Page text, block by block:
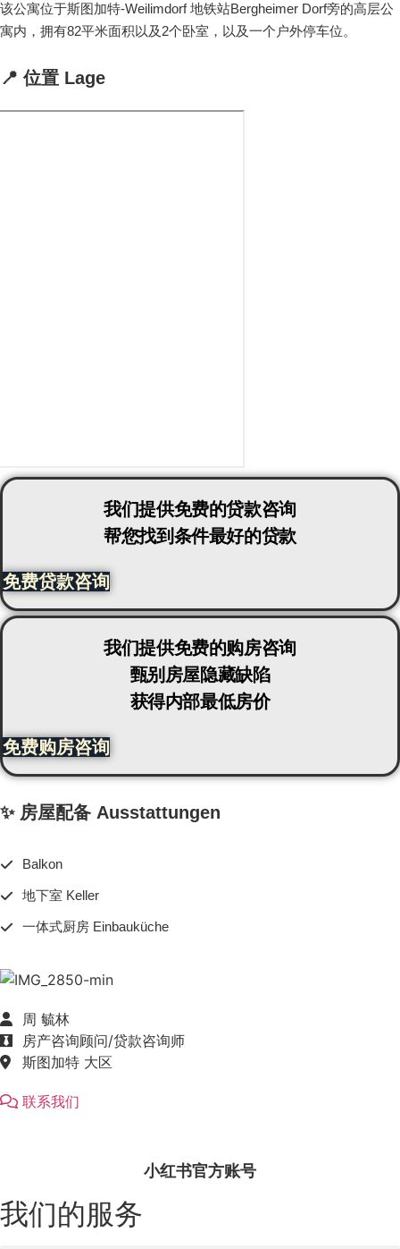
该公寓位于斯图加特-Weilimdorf 地铁站Bergheimer Dorf旁的高层公
寓内，拥有82平米面积以及2个卧室，以及一个户外停车位。
📍 位置 Lage
我们提供免费的贷款咨询
帮您找到条件最好的贷款
免费贷款咨询
我们提供免费的购房咨询
甄别房屋隐藏缺陷
获得内部最低房价
免费购房咨询
✨ 房屋配备 Ausstattungen
Balkon
地下室 Keller
一体式厨房 Einbauküche
周 毓林
房产咨询顾问/贷款咨询师
斯图加特 大区
联系我们
小红书官方账号
我们的服务